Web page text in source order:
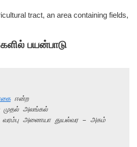
tract, an area containing fields,
பயன்பாடு
ஈன்ற
அலங்கல்
அணையா துயல்வர – அகம்